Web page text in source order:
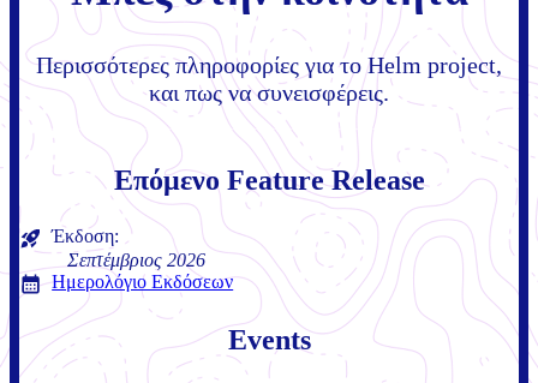
Περισσότερες πληροφορίες για το Helm project,
και πως να συνεισφέρεις.
Επόμενο Feature Release
Έκδοση:
Σεπτέμβριος 2026
Ημερολόγιο Εκδόσεων
Events